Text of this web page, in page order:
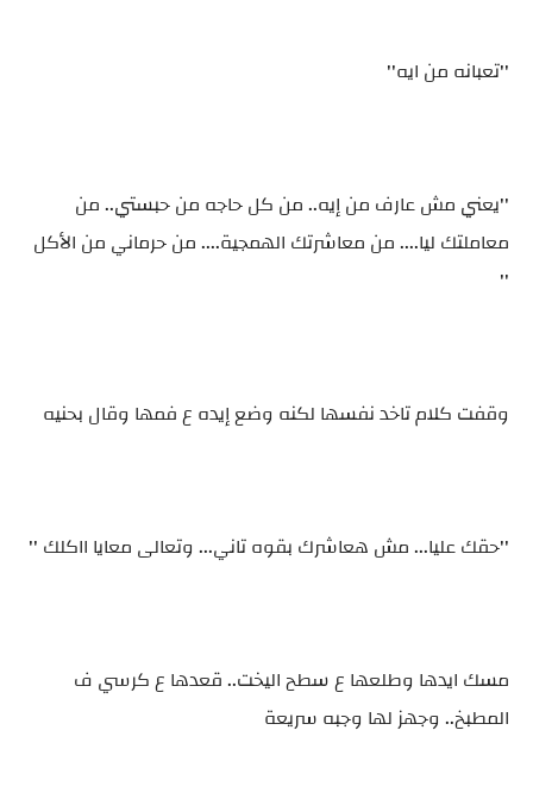
''تعبانه من ايه''
''يعني مش عارف من إيه.. من كل حاجه من حبستي.. من
معاملتك ليا.... من معاشرتك الهمجية.... من حرماني من الأكل
''
وقفت كلام تاخد نفسها لكنه وضع إيده ع فمها وقال بحنيه
''حقك عليا... مش هعاشرك بقوه تاني... وتعالى معايا ااكلك ''
مسك ايدها وطلعها ع سطح اليخت.. قعدها ع كرسي ف
المطبخ.. وجهز لها وجبه سريعة